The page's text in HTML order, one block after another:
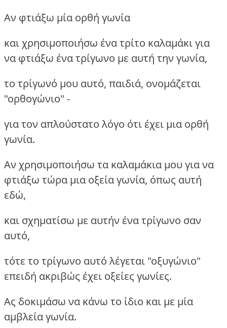
Αν φτιάξω μία ορθή γωνία
και χρησιμοποιήσω ένα τρίτο καλαμάκι για
να φτιάξω ένα τρίγωνο με αυτή την γωνία,
το τρίγωνό μου αυτό, παιδιά, ονομάζεται
"ορθογώνιο" -
για τον απλούστατο λόγο ότι έχει μια ορθή
γωνία.
Αν χρησιμοποιήσω τα καλαμάκια μου για να
φτιάξω τώρα μια οξεία γωνία, όπως αυτή
εδώ,
και σχηματίσω με αυτήν ένα τρίγωνο σαν
αυτό,
τότε το τρίγωνο αυτό λέγεται "οξυγώνιο"
επειδή ακριβώς έχει οξείες γωνίες.
Ας δοκιμάσω να κάνω το ίδιο και με μία
αμβλεία γωνία.